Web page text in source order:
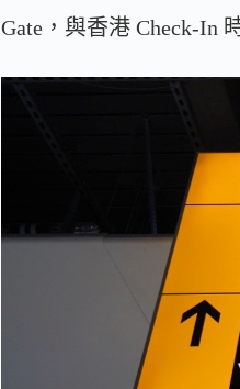
Gate，與香港 Check-In